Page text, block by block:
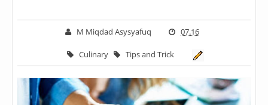
M Miqdad Asysyafuq 07.16
Culinary Tips and Trick